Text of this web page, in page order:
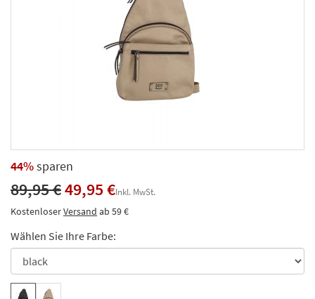
44%sparen
89,95 €49,95 €Inkl. MwSt.
KostenloserVersand ab 59 €
Wählen Sie Ihre Farbe: